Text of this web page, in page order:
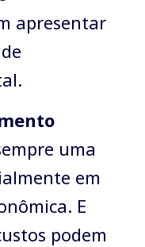
apresentar
uma
em
E
podem